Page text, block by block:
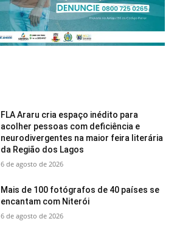
FLA Araru cria espaço inédito para
acolher pessoas com deficiência e
neurodivergentes na maior feira literária
da Região dos Lagos
6 de agosto de 2026
Mais de 100 fotógrafos de 40 países se
encantam com Niterói
6 de agosto de 2026